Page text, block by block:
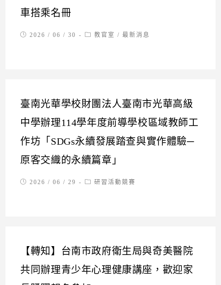
車搭乘名冊
Post2026 / 06 / 30
Post教官室 / 最新消息
臺南光華學校財團法人臺南市光華高級
中學辦理114學年度前導學校區域教師工
作坊「SDGs永續發展踏查與實作體驗─
原客交織的永續篇章」
Post2026 / 06 / 29
Post研習活動競賽
【轉知】台南市政府衛生局與奇美醫院
共同辦理青少年心理健康講座，歡迎家